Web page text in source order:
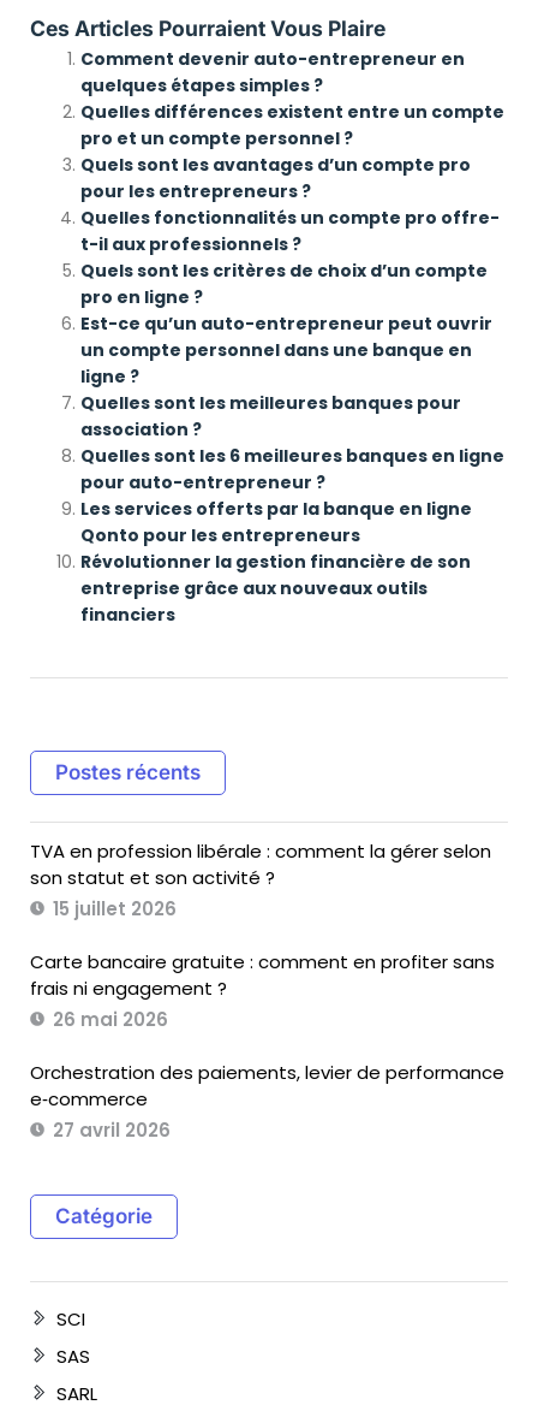
Ces Articles Pourraient Vous Plaire
Comment devenir auto-entrepreneur en
quelques étapes simples ?
Quelles différences existent entre un compte
pro et un compte personnel ?
Quels sont les avantages d’un compte pro
pour les entrepreneurs ?
Quelles fonctionnalités un compte pro offre-
t-il aux professionnels ?
Quels sont les critères de choix d’un compte
pro en ligne ?
Est-ce qu’un auto-entrepreneur peut ouvrir
un compte personnel dans une banque en
ligne ?
Quelles sont les meilleures banques pour
association ?
Quelles sont les 6 meilleures banques en ligne
pour auto-entrepreneur ?
Les services offerts par la banque en ligne
Qonto pour les entrepreneurs
Révolutionner la gestion financière de son
entreprise grâce aux nouveaux outils
financiers
Postes récents
TVA en profession libérale : comment la gérer selon
son statut et son activité ?
15 juillet 2026
Carte bancaire gratuite : comment en profiter sans
frais ni engagement ?
26 mai 2026
Orchestration des paiements, levier de performance
e‑commerce
27 avril 2026
Catégorie
SCI
SAS
SARL